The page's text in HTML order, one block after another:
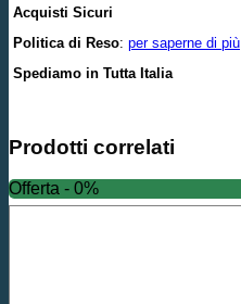
Acquisti Sicuri
Politica di Reso: per saperne di più
Spediamo in Tutta Italia
Prodotti correlati
Offerta - 0%